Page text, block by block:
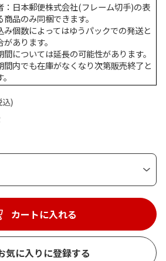
：日本郵便株式会社(フレーム切手)の表
品のみ同梱できます。
み個数によってはゆうパックでの発送と
あります。
間については延長の可能性があります。
間内でも在庫がなくなり次第販売終了と
込)
カートに入れる
気に入りに登録する